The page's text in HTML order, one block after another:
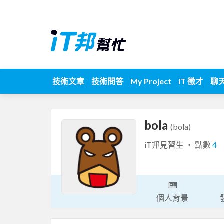
技術文章 技術問答 My Project iT 徵才 聊
bola (bola)
iT邦見習生 ‧ 點數4
個人背景